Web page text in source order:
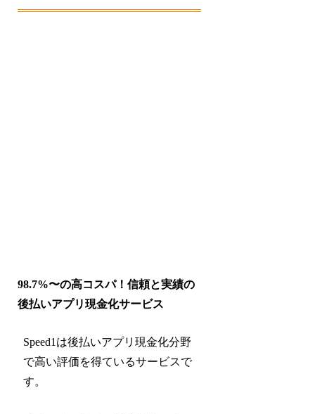
98.7%〜の高コスパ！信頼と実績の
後払いアプリ現金化サービス
Speed1は後払いアプリ現金化分野
で高い評価を得ているサービスで
す。